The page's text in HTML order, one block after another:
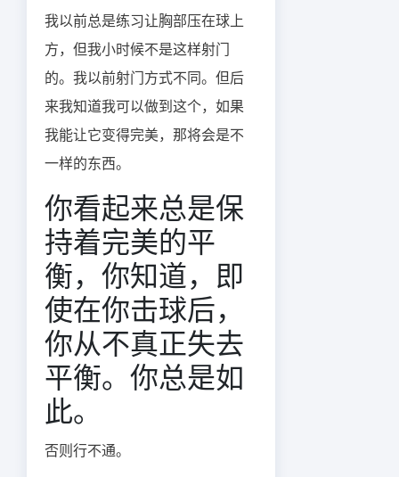
我以前总是练习让胸部压在球上
方，但我小时候不是这样射门
的。我以前射门方式不同。但后
来我知道我可以做到这个，如果
我能让它变得完美，那将会是不
一样的东西。
你看起来总是保
持着完美的平
衡，你知道，即
使在你击球后，
你从不真正失去
平衡。你总是如
此。
否则行不通。